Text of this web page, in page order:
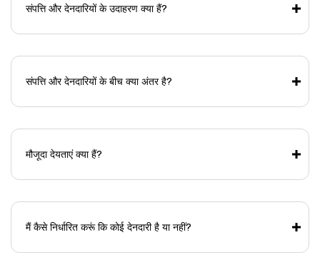
संपत्ति और देनदारियों के उदाहरण क्या हैं?
संपत्ति और देनदारियों के बीच क्या अंतर है?
मौजूदा देयताएं क्या हैं?
मैं कैसे निर्धारित करूं कि कोई देनदारी है या नहीं?